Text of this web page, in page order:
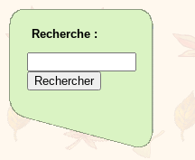
Recherche :